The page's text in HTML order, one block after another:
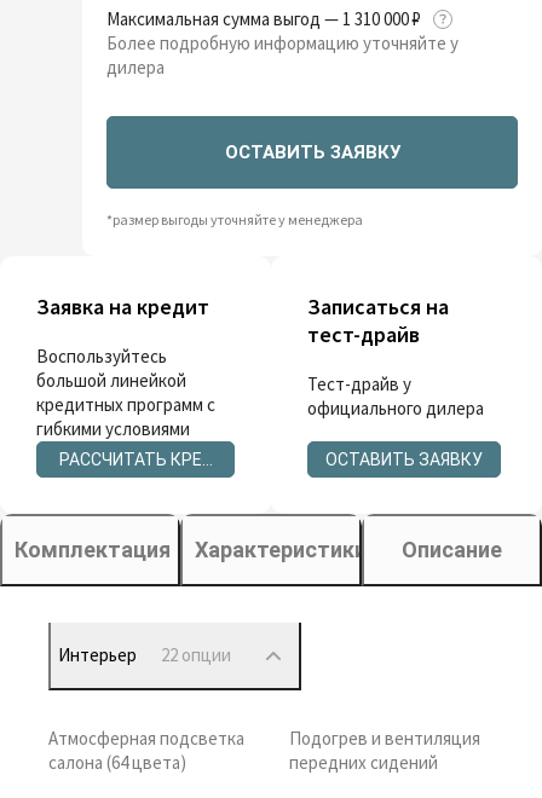
Максимальная сумма выгод — 1 310 000 ₽
Более подробную информацию уточняйте у
дилера
ОСТАВИТЬ ЗАЯВКУ
*размер выгоды уточняйте у менеджера
Заявка на кредит
Воспользуйтесь
большой линейкой
кредитных программ с
гибкими условиями
РАССЧИТАТЬ КРЕДИТ
Записаться на
тест-драйв
Тест-драйв у
официального дилера
ОСТАВИТЬ ЗАЯВКУ
Комплектация Характеристики Описание
Интерьер 22 опции
Атмосферная подсветка
салона (64 цвета)
Подогрев и вентиляция
передних сидений